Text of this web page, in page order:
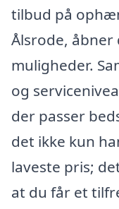
tilbud på
Ålsrode,
muligheder.
og
der passer
det ikke kun
laveste pris;
at du får et